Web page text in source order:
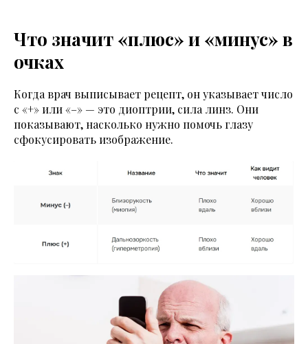
Что значит «плюс» и «минус» в
очках
Когда врач выписывает рецепт, он указывает число
с «+» или «–» — это диоптрии, сила линз. Они
показывают, насколько нужно помочь глазу
сфокусировать изображение.